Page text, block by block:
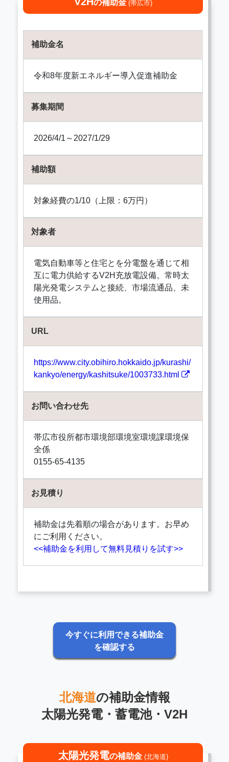
の補助金 (帯広市)
補助金名
令和8年度新エネルギー導入促進補助金
募集期間
2026/4/1～2027/1/29
補助額
対象経費の1/10（上限：6万円）
対象者
電気自動車等と住宅とを分電盤を通じて相
互に電力供給するV2H充放電設備。常時太
陽光発電システムと接続、市場流通品、未
使用品。
URL
https://www.city.obihiro.hokkaido.jp/kurashi/
kankyo/energy/kashitsuke/1003733.html
お問い合わせ先
帯広市役所都市環境部環境室環境課環境保
全係
0155-65-4135
お見積り
補助金は先着順の場合があります。お早め
にご利用ください。
<<補助金を利用して無料見積りを試す>>
今すぐに利用できる補助金
を確認する
北海道の補助金情報
太陽光発電・蓄電池・V2H
太陽光発電の補助金 (北海道)